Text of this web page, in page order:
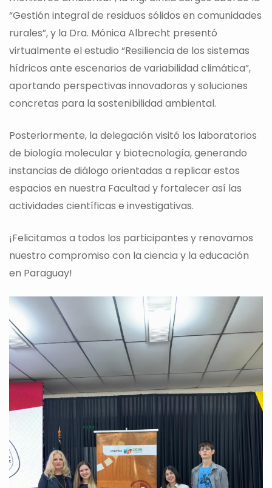
“Gestión integral de residuos sólidos en comunidades
rurales”, y la Dra. Mónica Albrecht presentó
virtualmente el estudio “Resiliencia de los sistemas
hídricos ante escenarios de variabilidad climática”,
aportando perspectivas innovadoras y soluciones
concretas para la sostenibilidad ambiental.
Posteriormente, la delegación visitó los laboratorios
de biología molecular y biotecnología, generando
instancias de diálogo orientadas a replicar estos
espacios en nuestra Facultad y fortalecer así las
actividades científicas e investigativas.
¡Felicitamos a todos los participantes y renovamos
nuestro compromiso con la ciencia y la educación
en Paraguay!